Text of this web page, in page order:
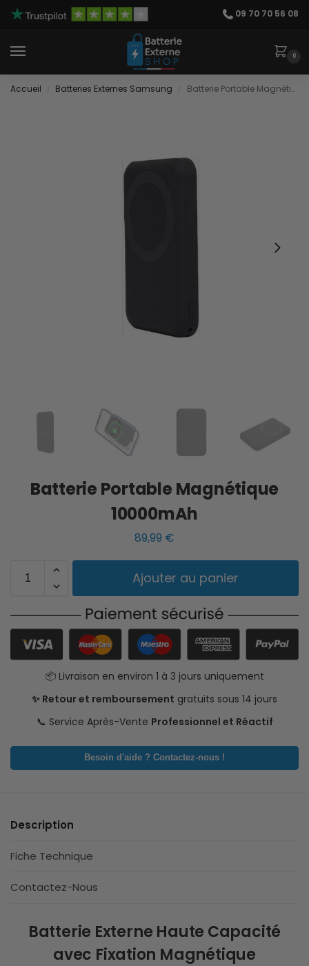
09 70 70 56 08
0
Accueil Batteries Externes Samsung Batterie Portable Magnétique 10000mAh
Batterie Portable Magnétique
10000mAh
89,99 €
Ajouter au panier
📦 Livraison en environ 1 à 3 jours uniquement
✨ Retour et remboursement gratuits sous 14 jours
📞 Service Après-Vente Professionnel et Réactif
Besoin d'aide ? Contactez-nous !
Description
Fiche Technique
Contactez-Nous
Batterie Externe Haute Capacité
avec Fixation Magnétique